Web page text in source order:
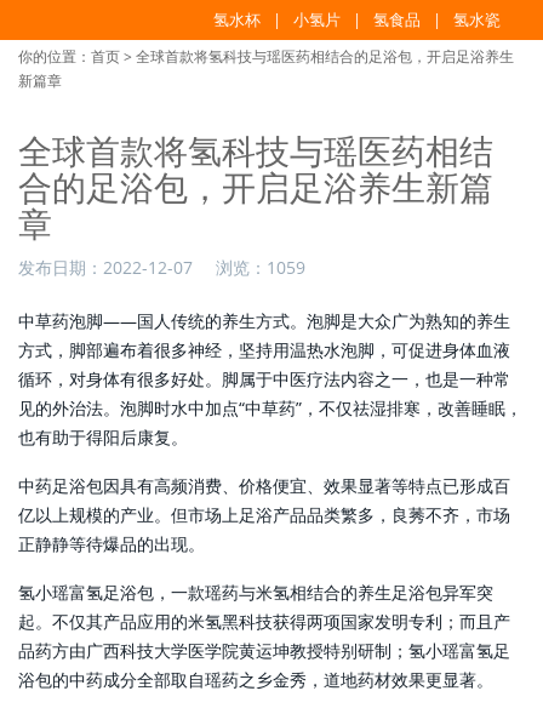
氢水杯 小氢片 氢食品 氢水瓷
你的位置： 首页> 全球首款将氢科技与瑶医药相结合的足浴包，开启足浴养生
新篇章
全球首款将氢科技与瑶医药相结
合的足浴包，开启足浴养生新篇
章
发布日期： 2022-12-07 浏览： 1059
中草药泡脚——国人传统的养生方式。泡脚是大众广为熟知的养生
方式，脚部遍布着很多神经，坚持用温热水泡脚，可促进身体血液
循环，对身体有很多好处。脚属于中医疗法内容之一，也是一种常
见的外治法。泡脚时水中加点“中草药”，不仅祛湿排寒，改善睡眠，
也有助于得阳后康复。
中药足浴包因具有高频消费、价格便宜、效果显著等特点已形成百
亿以上规模的产业。但市场上足浴产品品类繁多，良莠不齐，市场
正静静等待爆品的出现。
氢小瑶富氢足浴包，一款瑶药与米氢相结合的养生足浴包异军突
起。不仅其产品应用的米氢黑科技获得两项国家发明专利；而且产
品药方由广西科技大学医学院黄运坤教授特别研制；氢小瑶富氢足
浴包的中药成分全部取自瑶药之乡金秀，道地药材效果更显著。